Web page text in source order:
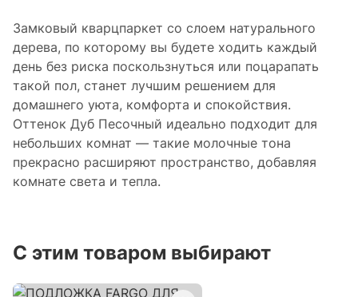
Замковый кварцпаркет со слоем натурального
дерева, по которому вы будете ходить каждый
день без риска поскользнуться или поцарапать
такой пол, станет лучшим решением для
домашнего уюта, комфорта и спокойствия.
Оттенок Дуб Песочный идеально подходит для
небольших комнат — такие молочные тона
прекрасно расширяют пространство, добавляя
комнате света и тепла.
С этим товаром выбирают